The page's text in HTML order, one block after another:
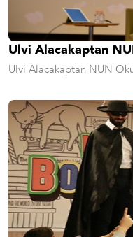
Ulvi Alacakaptan
Ulvi Alacakaptan NUN